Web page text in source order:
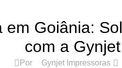
Goiânia:
com a Gynjet
Por Gynjet Impressoras